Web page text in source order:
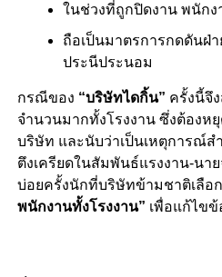
ในช่วงที่ถูกปิดงาน พนักง
ถือเป็นมาตรการกดดันฝ่
ประนีประนอม
กรณีของ “บริษัทไดกิ้น” ครั้งนี้จึ
จำนวนมากทั้งโรงงาน ซึ่งต้องห
บริษัท และนับว่าเป็นเหตุการณ์
ตึงเครียดในสัมพันธ์แรงงาน-นาย
บ่อยครั้งนักที่บริษัทข้ามชาติเลือ
พนักงานทั้งโรงงาน” เพื่อแก้ไข